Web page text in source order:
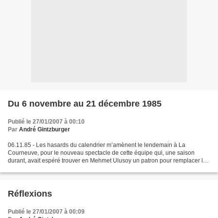
Du 6 novembre au 21 décembre 1985
Publié le 27/01/2007 à 00:10
Par André Gintzburger
06.11.85 - Les hasards du calendrier m’amènent le lendemain à La
Courneuve, pour le nouveau spectacle de cette équipe qui, une saison
durant, avait espéré trouver en Mehmet Ulusoy un patron pour remplacer le
Réflexions
Publié le 27/01/2007 à 00:09